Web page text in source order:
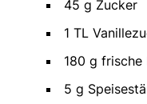
45 g Zucker
1 TL
180 g frische
5 g